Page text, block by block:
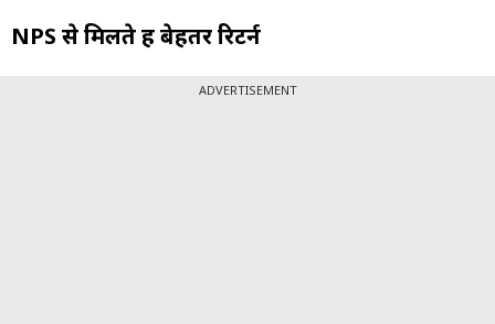
NPS से मिलते हैं बेहतर रिटर्न
ADVERTISEMENT